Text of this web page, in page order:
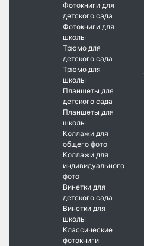
Фотокниги для
детского сада
Фотокниги для
школы
Трюмо для
детского сада
Трюмо для
школы
Планшеты для
детского сада
Планшеты для
школы
Коллажи для
общего фото
Коллажи для
индивидуального
фото
Винетки для
детского сада
Винетки для
школы
Классические
фотокниги